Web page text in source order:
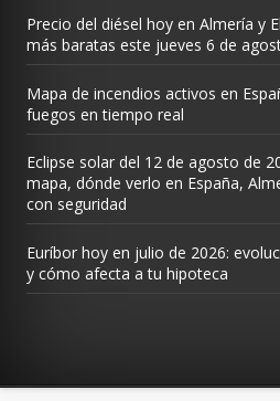
Precio del diésel hoy en Almería y
más baratas este jueves 6 de
Mapa de incendios activos en
fuegos en tiempo real
Eclipse solar del 12 de agosto de
mapa, dónde verlo en España,
con seguridad
Euríbor hoy en julio de 2026:
y cómo afecta a tu hipoteca